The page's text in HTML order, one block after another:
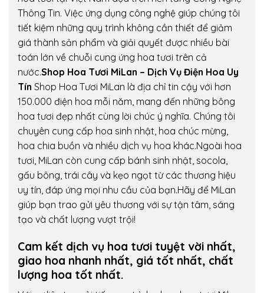
Thông Tin. Việc ứng dụng công nghệ giúp chúng tôi
tiết kiệm những quy trình không cần thiết để giảm
giá thành sản phẩm và giải quyết được nhiều bài
toán lớn về chuỗi cung ứng hoa tươi trên cả
nước.Shop Hoa Tươi MiLan – Dịch Vụ Điện Hoa Uy
Tín Shop Hoa Tươi MiLan là địa chỉ tin cậy với hơn
150.000 điện hoa mỗi năm, mang đến những bông
hoa tươi đẹp nhất cùng lời chúc ý nghĩa. Chúng tôi
chuyên cung cấp hoa sinh nhật, hoa chúc mừng,
hoa chia buồn và nhiều dịch vụ hoa khác.Ngoài hoa
tươi, MiLan còn cung cấp bánh sinh nhật, socola,
gấu bông, trái cây và kẹo ngọt từ các thương hiệu
uy tín, đáp ứng mọi nhu cầu của bạn.Hãy để MiLan
giúp bạn trao gửi yêu thương với sự tận tâm, sáng
tạo và chất lượng vượt trội!
Cam kết dịch vụ hoa tươi tuyệt vời nhất,
giao hoa nhanh nhất, giá tốt nhất, chất
lượng hoa tốt nhất.